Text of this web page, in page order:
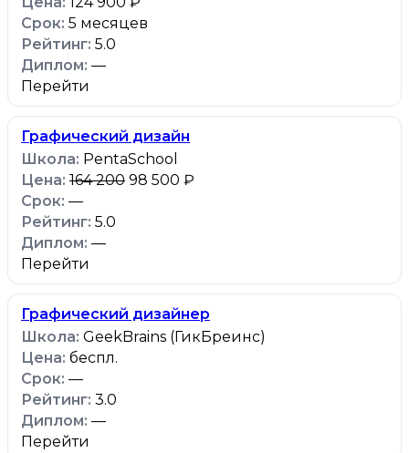
5 месяцев
5.0
—
Перейти
Графический дизайн
PentaSchool
164 200 98 500 ₽
—
5.0
—
Перейти
Графический дизайнер
GeekBrains (ГикБреинс)
беспл.
—
3.0
—
Перейти